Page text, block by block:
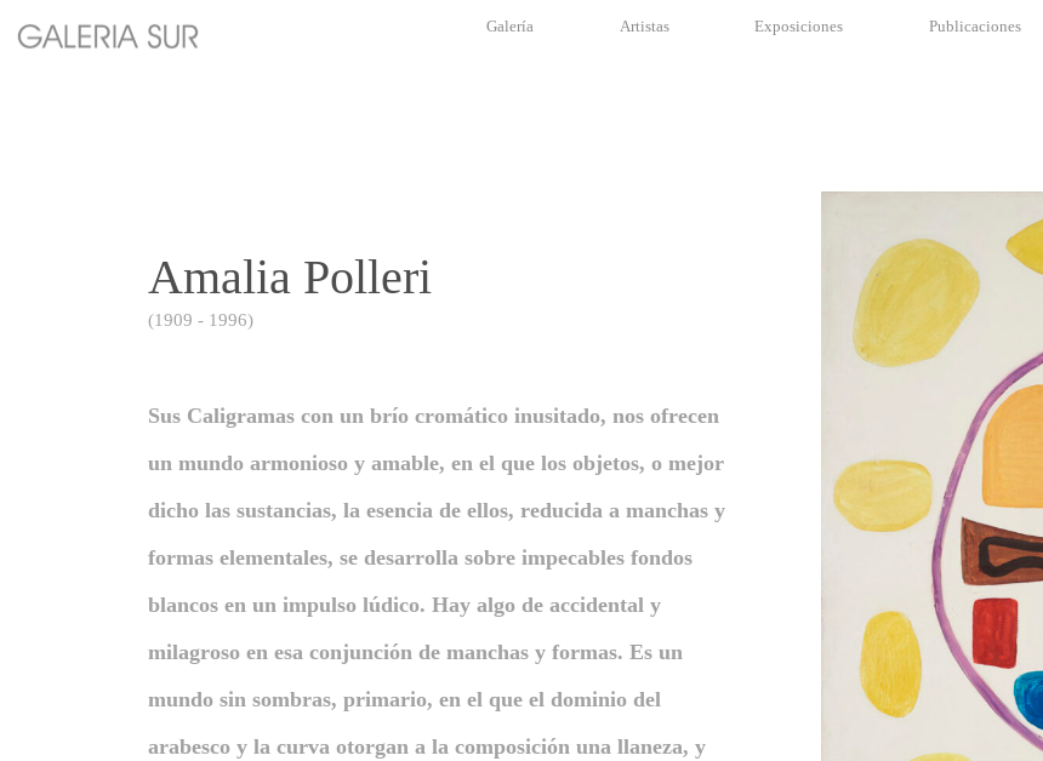
Galería Artistas Exposiciones Publicaciones
Amalia Polleri
(1909 - 1996)
Sus Caligramas con un brío cromático inusitado, nos ofrecen
un mundo armonioso y amable, en el que los objetos, o mejor
dicho las sustancias, la esencia de ellos, reducida a manchas y
formas elementales, se desarrolla sobre impecables fondos
blancos en un impulso lúdico. Hay algo de accidental y
milagroso en esa conjunción de manchas y formas. Es un
mundo sin sombras, primario, en el que el dominio del
arabesco y la curva otorgan a la composición una llaneza, y